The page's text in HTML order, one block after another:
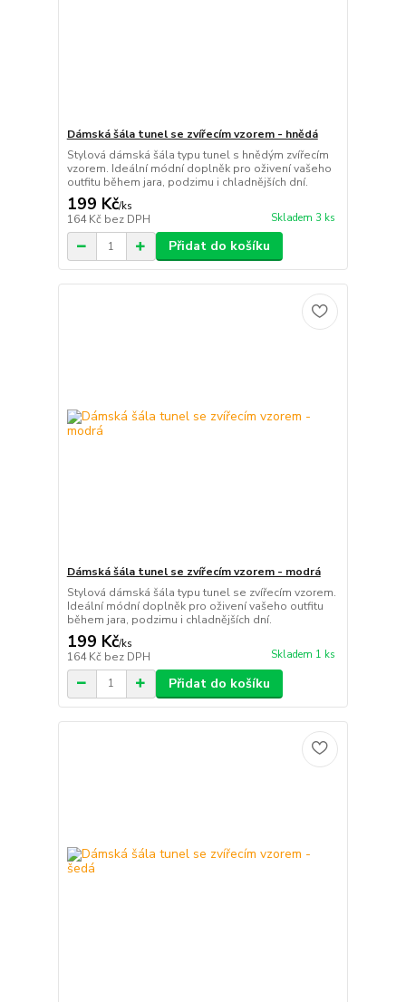
Dámská šála tunel se zvířecím vzorem - hnědá
Stylová dámská šála typu tunel s hnědým zvířecím
vzorem. Ideální módní doplněk pro oživení vašeho
outfitu během jara, podzimu i chladnějších dní.
199 Kč/ks
164 Kč bez DPH Skladem 3 ks
Přidat do košíku
Dámská šála tunel se zvířecím vzorem - modrá
Stylová dámská šála typu tunel se zvířecím vzorem.
Ideální módní doplněk pro oživení vašeho outfitu
během jara, podzimu i chladnějších dní.
199 Kč/ks
164 Kč bez DPH Skladem 1 ks
Přidat do košíku